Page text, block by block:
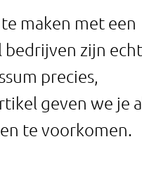
maken met een
bedrijven zijn
precies,
geven we je
te voorkomen.